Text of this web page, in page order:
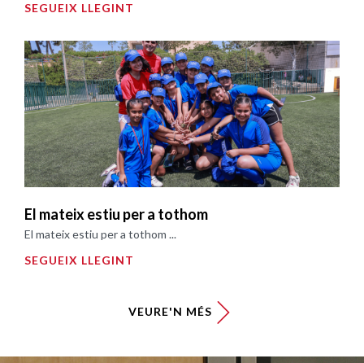
SEGUEIX LLEGINT
El mateix estiu per a tothom
El mateix estiu per a tothom ...
SEGUEIX LLEGINT
VEURE'N MÉS